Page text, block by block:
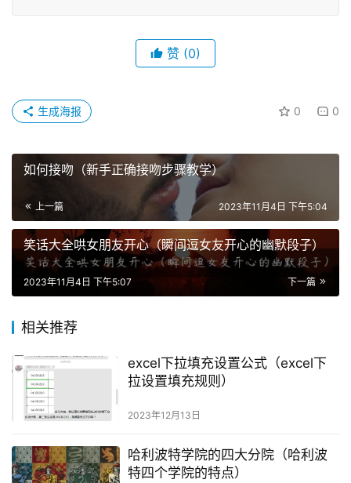
赞 (0)
0 0
生成海报
如何接吻（新手正确接吻步骤教学）
上一篇 2023年11月4日 下午5:04
笑话大全哄女朋友开心（瞬间逗女友开心的幽默段子）
下一篇
2023年11月4日 下午5:07
相关推荐
excel下拉填充设置公式（excel下
拉设置填充规则）
2023年12月13日
哈利波特学院的四大分院（哈利波
特四个学院的特点）